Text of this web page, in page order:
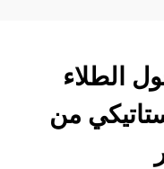
الطلاء
من